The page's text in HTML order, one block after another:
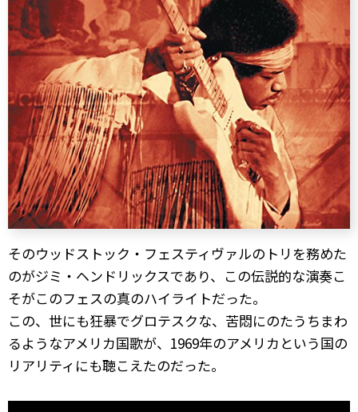
そのウッドストック・フェスティヴァルのトリを務めた
のがジミ・ヘンドリックスであり、この伝説的な演奏こ
そがこのフェスの真のハイライトだった。
この、世にも狂暴でグロテスクな、苦悶にのたうちまわ
るようなアメリカ国歌が、1969年のアメリカという国の
リアリティにも聴こえたのだった。